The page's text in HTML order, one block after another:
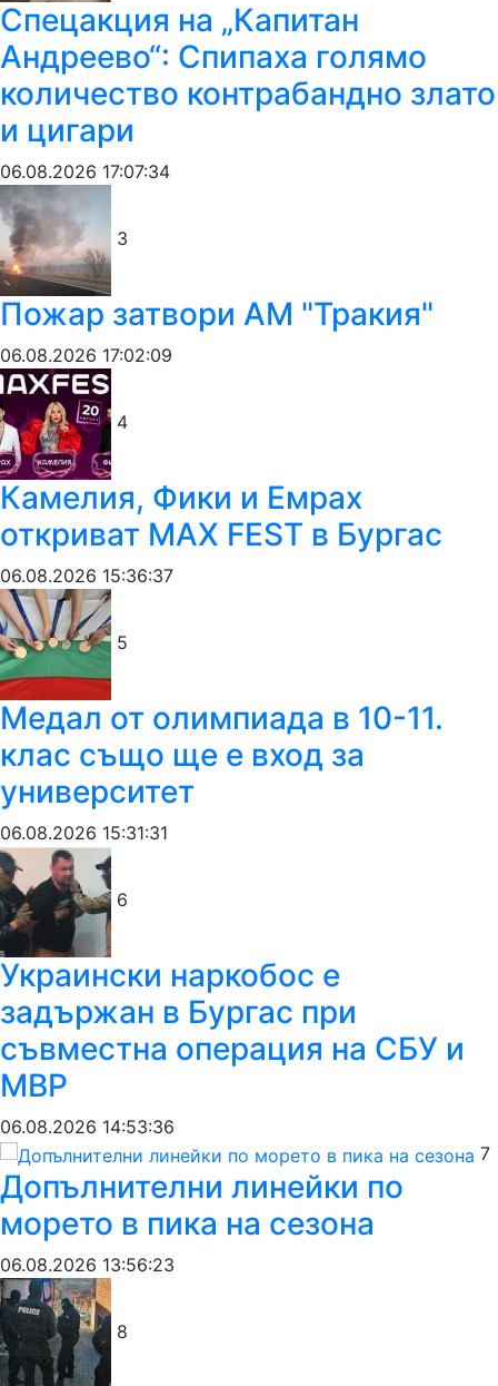
Спецакция на „Капитан
Андреево“: Спипаха голямо
количество контрабандно злато
и цигари
06.08.2026 17:07:34
3
Пожар затвори АМ "Тракия"
06.08.2026 17:02:09
4
Камелия, Фики и Емрах
откриват MAX FEST в Бургас
06.08.2026 15:36:37
5
Медал от олимпиада в 10-11.
клас също ще е вход за
университет
06.08.2026 15:31:31
6
Украински наркобос е
задържан в Бургас при
съвместна операция на СБУ и
МВР
06.08.2026 14:53:36
7
Допълнителни линейки по
морето в пика на сезона
06.08.2026 13:56:23
8